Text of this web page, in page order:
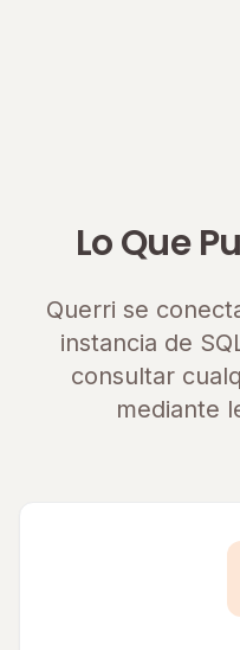
Lo Que
Querri se
instancia de
consultar
mediante